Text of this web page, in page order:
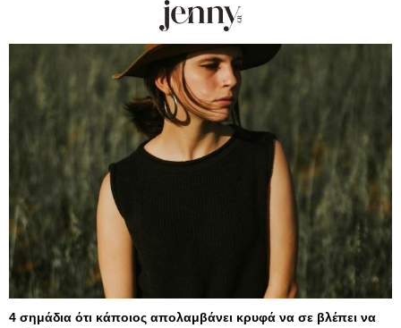
4 σημάδια ότι κάποιος απολαμβάνει κρυφά να σε βλέπει να